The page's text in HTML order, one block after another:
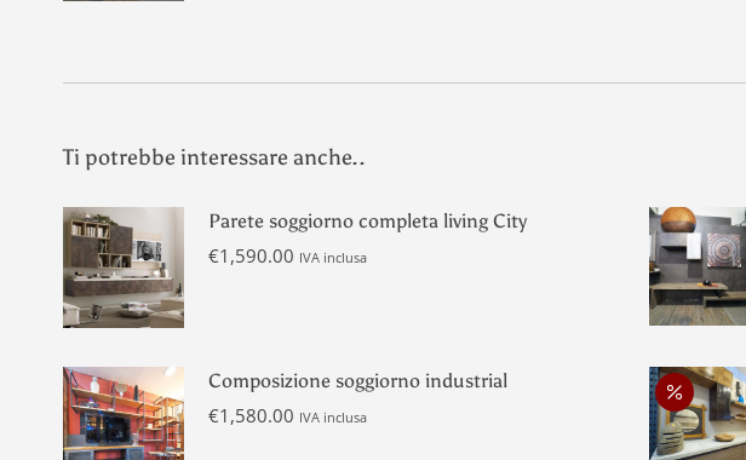
Ti potrebbe interessare anche..
Parete soggiorno completa living City
€1,590.00 IVA inclusa
Composizione soggiorno industrial
€1,580.00 IVA inclusa